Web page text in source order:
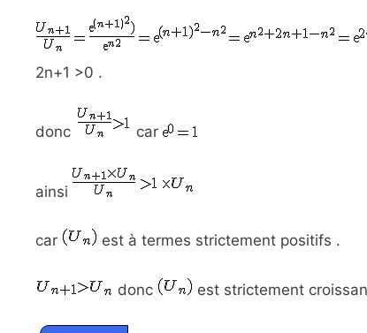
2n+1 >0 .
donc car
ainsi
car est à termes strictement positifs .
donc est strictement